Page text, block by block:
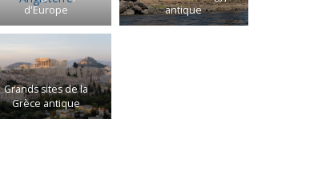
d'Europe
antique
Grands sites de la
Grèce antique